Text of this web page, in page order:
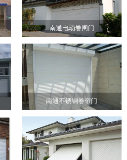
南通电动卷闸门
南通不锈钢卷帘门